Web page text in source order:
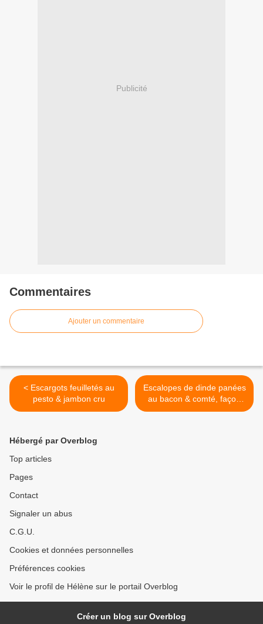
Publicité
Commentaires
Ajouter un commentaire
< Escargots feuilletés au
pesto & jambon cru
Escalopes de dinde panées
au bacon & comté, façon
cordon bleu >
Hébergé par Overblog
Top articles
Pages
Contact
Signaler un abus
C.G.U.
Cookies et données personnelles
Préférences cookies
Voir le profil de Hélène sur le portail Overblog
Créer un blog sur Overblog